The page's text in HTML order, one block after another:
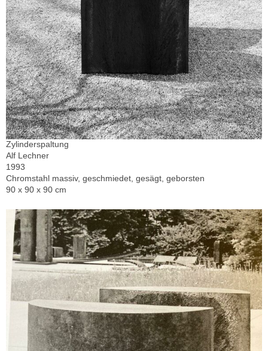
Zylinderspaltung
Alf Lechner
1993
Chromstahl massiv, geschmiedet, gesägt, geborsten
90 x 90 x 90 cm